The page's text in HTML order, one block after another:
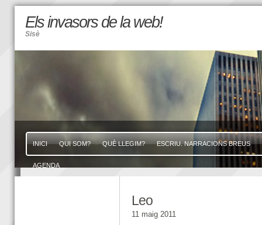
Els invasors de la web!
Sisè
INICI QUI SOM? QUÈ LLEGIM? ESCRIU. NARRACIONS BREUS
AGENDA
Leo
11 maig 2011